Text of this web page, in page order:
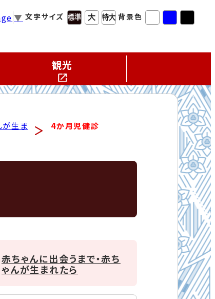
▼ 文字サイズ 背景色
観光
が生ま
4か月児健診
赤ちゃんに出会うまで・赤ち
ゃんが生まれたら